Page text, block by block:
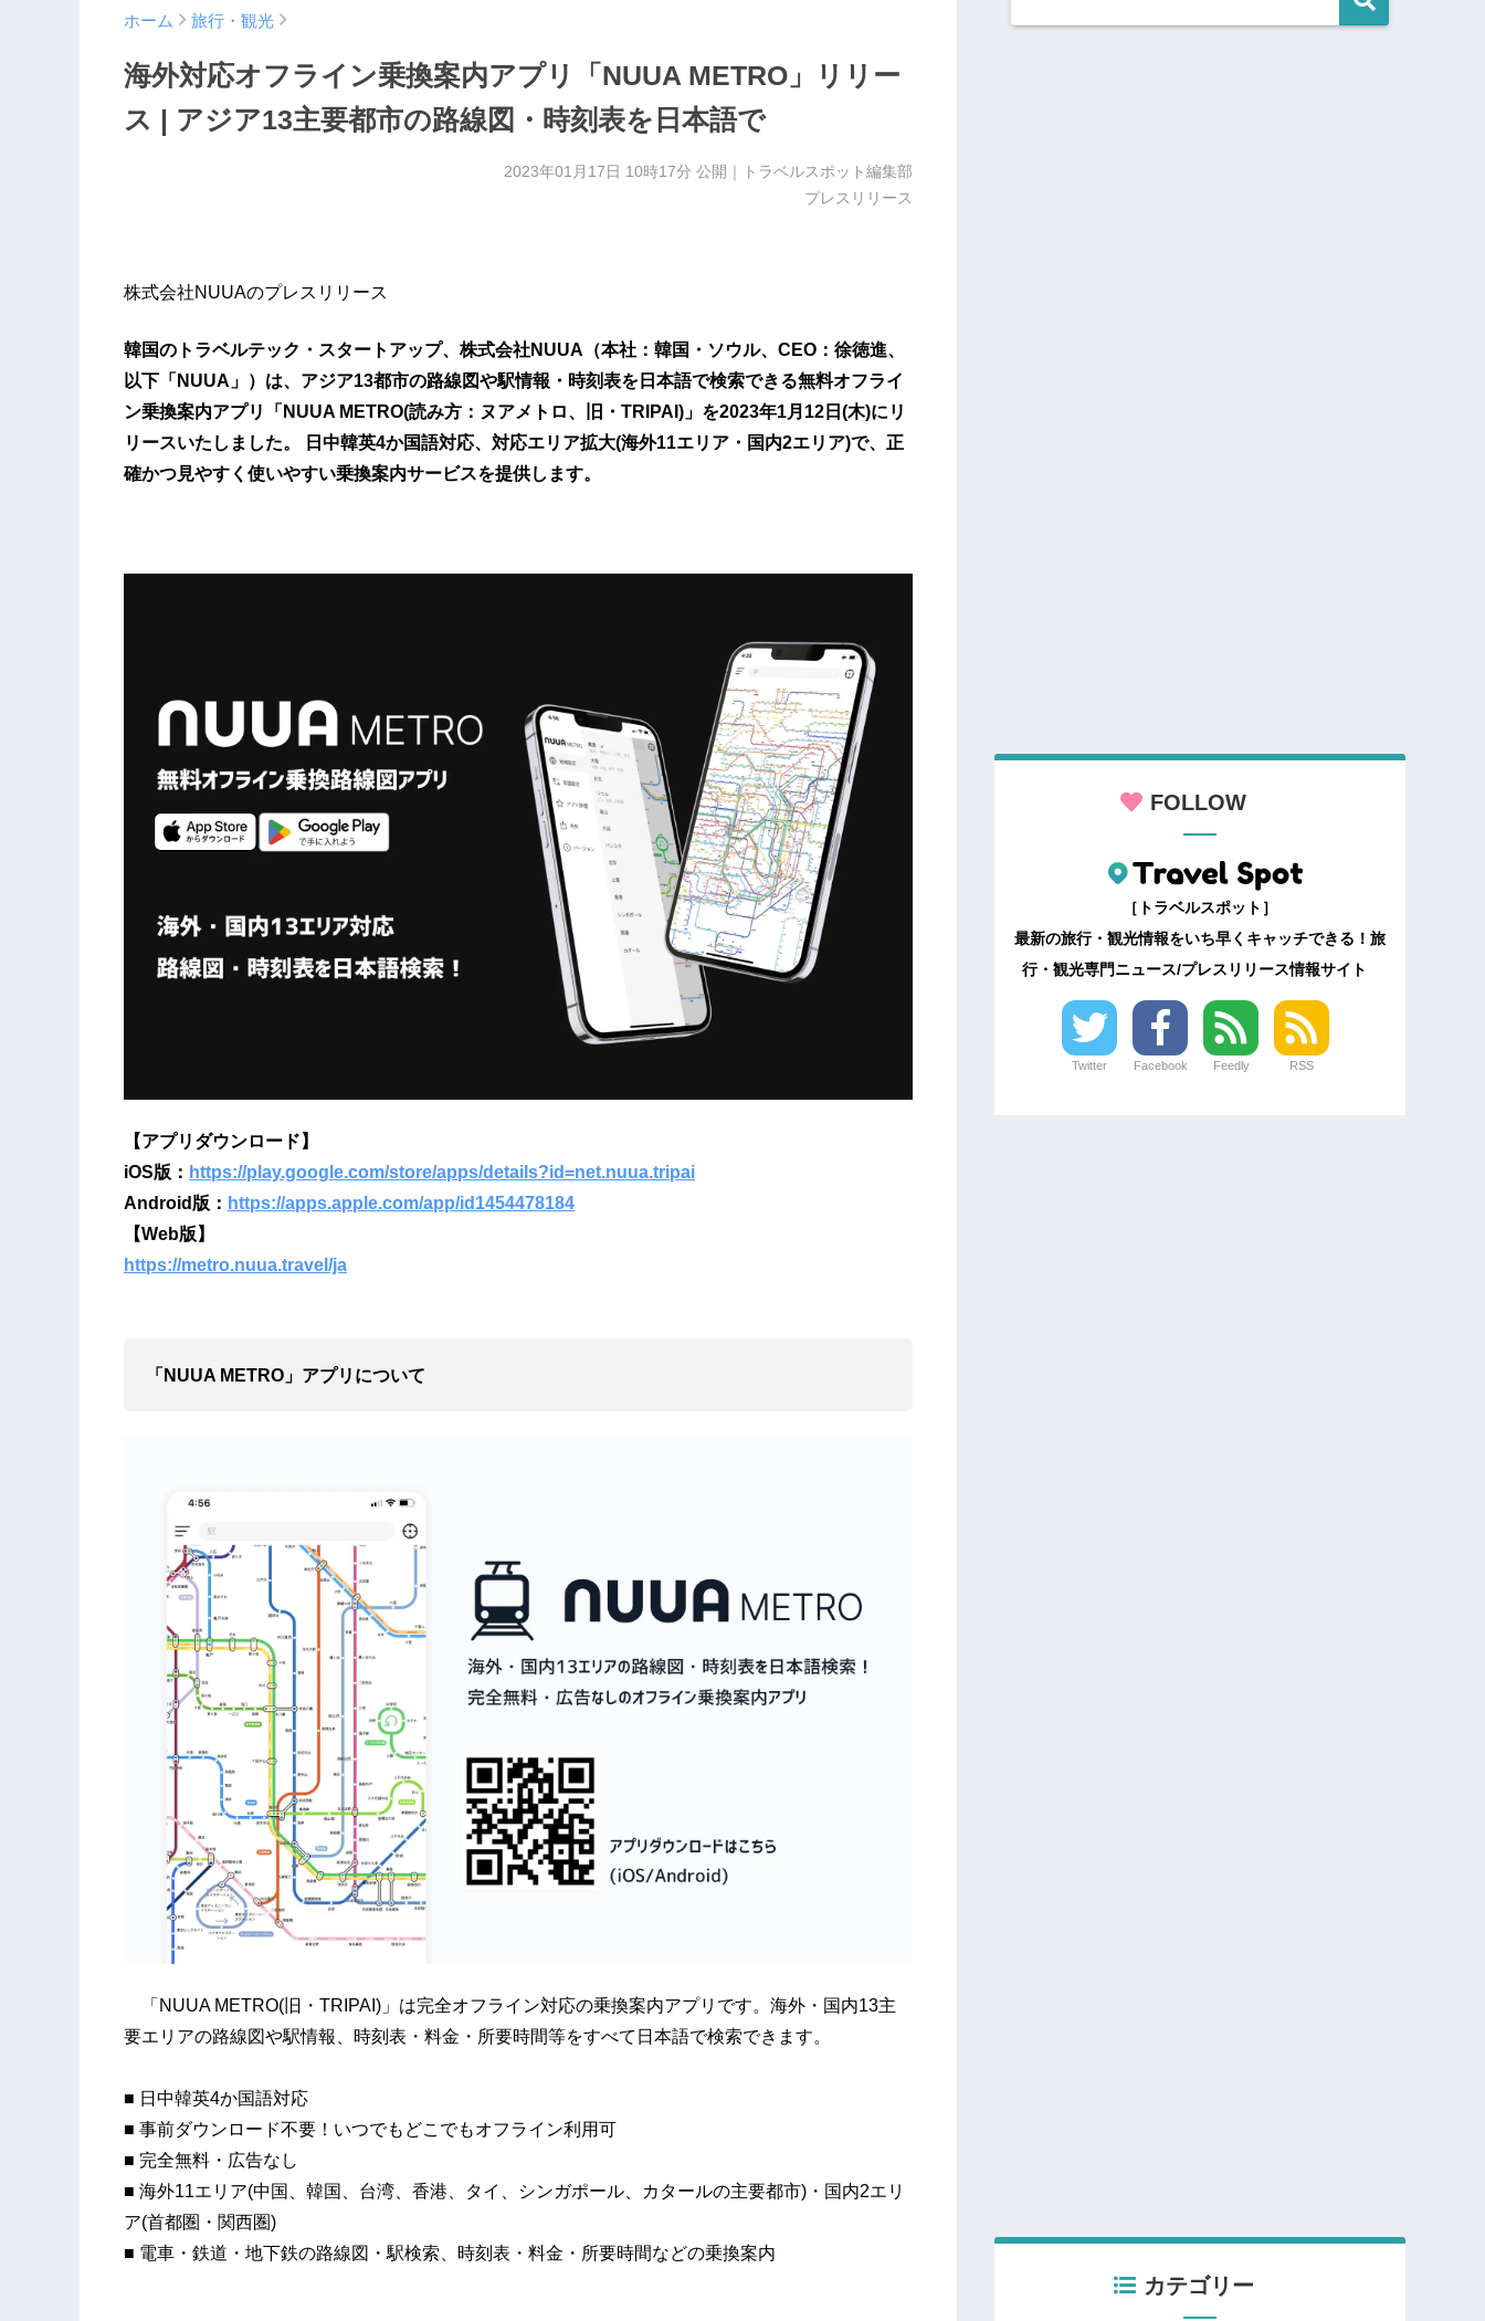
ホーム 旅行・観光
海外対応オフライン乗換案内アプリ「NUUA METRO」リリー
ス | アジア13主要都市の路線図・時刻表を日本語で
2023年01月17日 10時17分 公開｜トラベルスポット編集部
プレスリリース
株式会社NUUAのプレスリリース
韓国のトラベルテック・スタートアップ、株式会社NUUA（本社：韓国・ソウル、CEO：徐徳進、
以下「NUUA」）は、アジア13都市の路線図や駅情報・時刻表を日本語で検索できる無料オフライ
ン乗換案内アプリ「NUUA METRO(読み方：ヌアメトロ、旧・TRIPAI)」を2023年1月12日(木)にリ
リースいたしました。 日中韓英4か国語対応、対応エリア拡大(海外11エリア・国内2エリア)で、正
確かつ見やすく使いやすい乗換案内サービスを提供します。
【アプリダウンロード】
iOS版 ： https://play.google.com/store/apps/details?id=net.nuua.tripai
Android版 ： https://apps.apple.com/app/id1454478184
【Web版 】
https://metro.nuua.travel/ja
「 NUUA METRO 」 アプリ について
「NUUA METRO(旧・TRIPAI)」は完全オフライン対応の乗換案内アプリです。海外・国内13主
要エリアの路線図や駅情報、時刻表・料金・所要時間等をすべて日本語で検索できます。
■ 日中韓英4か国語対応
■ 事前ダウンロード不要！いつでもどこでもオフライン利用可
■ 完全無料・広告なし
■ 海外11エリア(中国、韓国、台湾、香港、タイ、シンガポール、カタールの主要都市)・国内2エリ
ア(首都圏・関西圏)
■ 電車・鉄道・地下鉄の路線図・駅検索、時刻表・料金・所要時間などの乗換案内
FOLLOW
［トラベルスポット］
最新の旅行・観光情報をいち早くキャッチできる！旅
行・観光専門ニュース/プレスリリース情報サイト
Twitter Facebook Feedly RSS
カテゴリー